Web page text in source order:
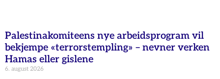
Palestinakomiteens nye arbeidsprogram vil
bekjempe «terrorstempling» – nevner verken
Hamas eller gislene
6. august 2026